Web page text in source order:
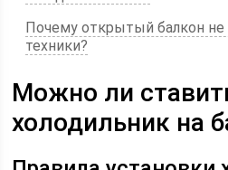
Почему открытый балкон
техники?
Можно ли
холодильник на